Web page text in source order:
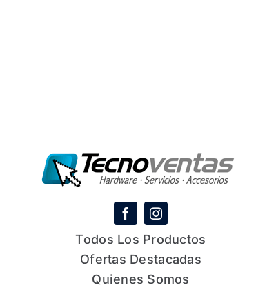
Todos Los Productos
Ofertas Destacadas
Quienes Somos